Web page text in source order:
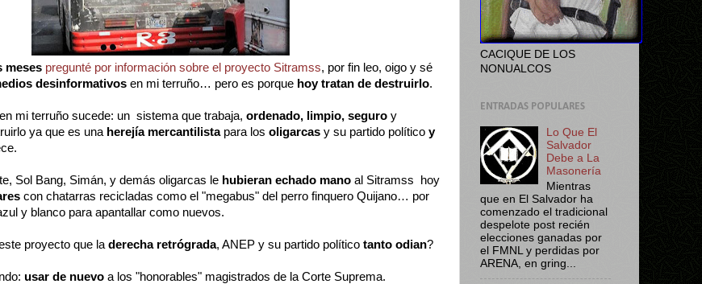
meses pregunté por información sobre el proyecto Sitramss, por fin leo, oigo y sé
desinformativos en mi terruño… pero es porque hoy tratan de destruirlo.
mi terruño sucede: un sistema que trabaja, ordenado, limpio, seguro y
ya que es una herejía mercantilistapara los oligarcas y su partido político y
Sol Bang, Simán, y demás oligarcas le hubieran echado mano al Sitramss hoy
con chatarras recicladas como el "megabus" del perro finquero Quijano… por
y blanco para apantallar como nuevos.
proyecto que la derecha retrógrada, ANEP y su partido político tanto odian?
usar de nuevo a los "honorables" magistrados de la Corte Suprema.
CACIQUE DE LOS
NONUALCOS
ENTRADAS POPULARES
Lo Que El
Salvador
Debe a La
Masonería
Mientras
que en El Salvador ha
comenzado el tradicional
despelote post recién
elecciones ganadas por
el FMNL y perdidas por
ARENA, en gring...